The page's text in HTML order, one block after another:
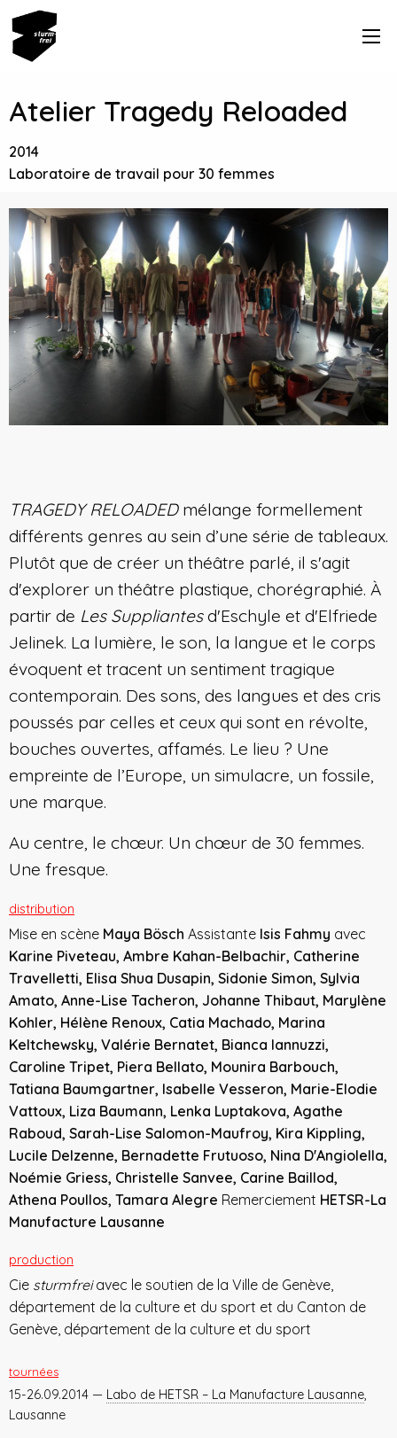
tournées
15-26.09.2014 — Labo de HETSR – La Manufacture Lausanne,
Lausanne
Atelier Tragedy Reloaded
2014
Laboratoire de travail pour 30 femmes
TRAGEDY RELOADEDmélange formellement
différents genres au sein d’une série de tableaux.
Plutôt que de créer un théâtre parlé, il s'agit
d'explorer un théâtre plastique, chorégraphié. À
partir de Les Suppliantesd'Eschyle et d'Elfriede
Jelinek. La lumière, le son, la langue et le corps
évoquent et tracent un sentiment tragique
contemporain. Des sons, des langues et des cris
poussés par celles et ceux qui sont en révolte,
bouches ouvertes, affamés. Le lieu ? Une
empreinte de l’Europe, un simulacre, un fossile,
une marque.
Au centre, le chœur. Un chœur de 30 femmes.
Une fresque.
distribution
Mise en scène Maya Bösch Assistante Isis Fahmy avec
Karine Piveteau, Ambre Kahan-Belbachir, Catherine
Travelletti, Elisa Shua Dusapin, Sidonie Simon, Sylvia
Amato, Anne-Lise Tacheron, Johanne Thibaut, Marylène
Kohler, Hélène Renoux, Catia Machado, Marina
Keltchewsky, Valérie Bernatet, Bianca Iannuzzi,
Caroline Tripet, Piera Bellato, Mounira Barbouch,
Tatiana Baumgartner, Isabelle Vesseron, Marie-Elodie
Vattoux, Liza Baumann, Lenka Luptakova, Agathe
Raboud, Sarah-Lise Salomon-Maufroy, Kira Kippling,
Lucile Delzenne, Bernadette Frutuoso, Nina D'Angiolella,
Noémie Griess, Christelle Sanvee, Carine Baillod,
Athena Poullos, Tamara Alegre Remerciement HETSR-La
Manufacture Lausanne
production
Cie sturmfreiavec le soutien de la Ville de Genève,
département de la culture et du sport et du Canton de
Genève, département de la culture et du sport